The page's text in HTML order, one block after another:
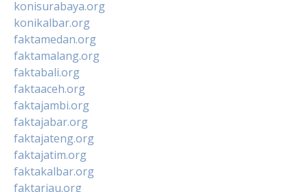
konisurabaya.org
konikalbar.org
faktamedan.org
faktamalang.org
faktabali.org
faktaaceh.org
faktajambi.org
faktajabar.org
faktajateng.org
faktajatim.org
faktakalbar.org
faktariau.org